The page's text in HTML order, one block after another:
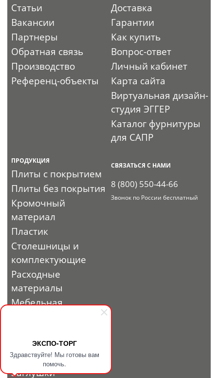
ЭКСПО-ТОРГ
Здравствуйте! Мы готовы вам
помочь.
Статьи
Вакансии
Партнеры
Обратная связь
Производство
Референц-объекты
Доставка
Гарантии
Как купить
Вопрос-ответ
Личный кабинет
Карта сайта
Виртуальная дизайн-
студия ЭГГЕР
Каталог фурнитуры
для САПР
ПРОДУКЦИЯ
Плиты с покрытием
Плиты без покрытия
Кромочный
материал
Пластик
Столешницы и
комплектующие
Расходные
материалы
Мебельная
профиль и
фурнитура
Заглушки
СВЯЗАТЬСЯ С НАМИ
8 (800) 550-44-66
Звонок по России бесплатный